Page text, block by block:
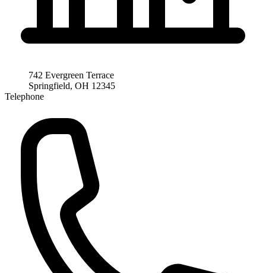
742 Evergreen Terrace
Springfield, OH 12345
Telephone